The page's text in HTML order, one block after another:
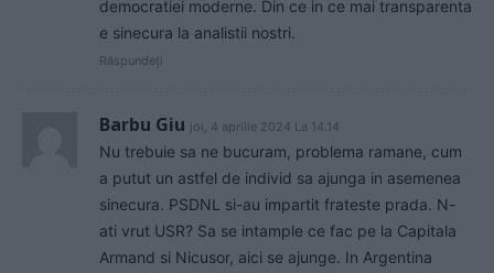
democratiei moderne. Din ce in ce mai transparenta
e sinecura la analistii nostri.
Răspundeți
Barbu Giu joi, 4 aprilie 2024 La 14.14
Nu trebuie sa ne bucuram, problema ramane, cum
a putut un astfel de individ sa ajunga in asemenea
sinecura. PSDNL si-au impartit frateste prada. N-
ati vrut USR? Sa se intample ce fac pe la Capitala
Armand si Nicusor, aici se ajunge. In Argentina